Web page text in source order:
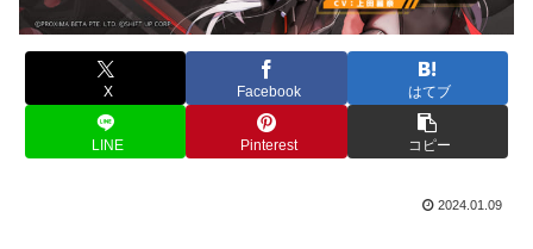
X Facebook はてブ
LINE Pinterest コピー
2024.01.09